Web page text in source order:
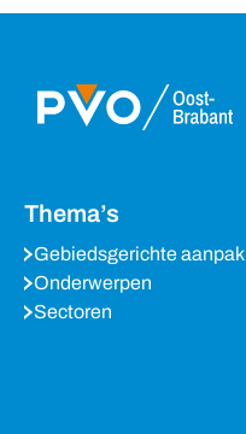
Thema’s
Gebiedsgerichte aanpak
Onderwerpen
Sectoren